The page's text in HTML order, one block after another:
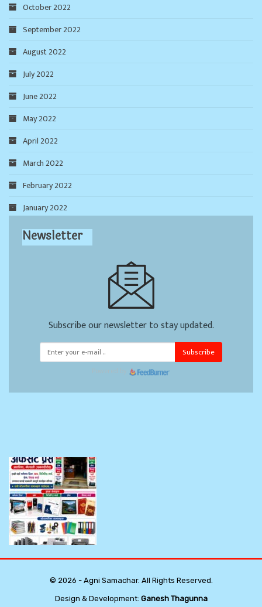
October 2022
September 2022
August 2022
July 2022
June 2022
May 2022
April 2022
March 2022
February 2022
January 2022
Newsletter
Subscribe our newsletter to stay updated.
Subscribe
© 2026 - Agni Samachar. All Rights Reserved.
Design & Development: Ganesh Thagunna